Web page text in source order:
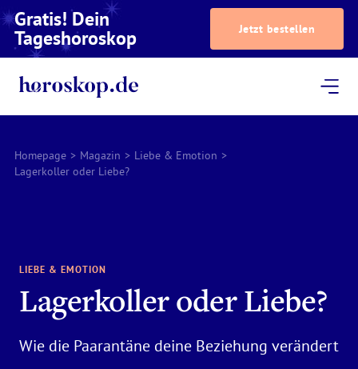
Gratis! Dein
Tageshoroskop Jetzt bestellen
Homepage > Magazin > Liebe & Emotion >
Lagerkoller oder Liebe?
LIEBE & EMOTION
Lagerkoller oder Liebe?
Wie die Paarantäne deine Beziehung verändert